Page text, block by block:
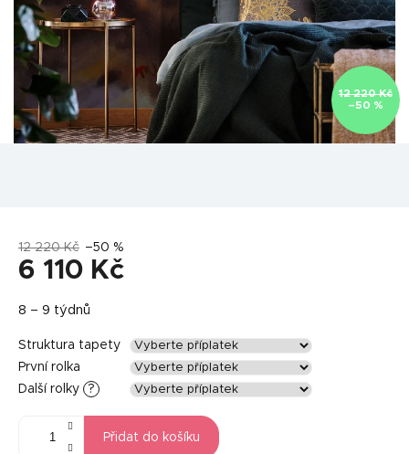
12 220 Kč
–50 %
12 220 Kč –50 %
6 110 Kč
cena:
8 – 9 týdnů
Struktura tapety
První rolka
Další rolky
?
Přidat do košíku